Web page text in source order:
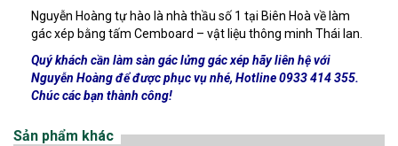
Nguyễn Hoàng tự hào là nhà thầu số 1 tại Biên Hoà về làm
gác xép bằng tấm Cemboard – vật liệu thông minh Thái lan.
Quý khách cần làm sàn gác lửng gác xép hãy liên hệ với
Nguyễn Hoàng để được phục vụ nhé, Hotline 0933 414 355.
Chúc các bạn thành công!
Sản phẩm khác